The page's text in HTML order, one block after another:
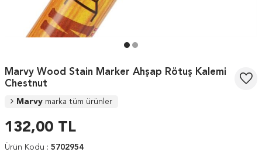
Marvy Wood Stain Marker Ahşap Rötuş Kalemi
Chestnut
Marvy marka tüm ürünler
132,00 TL
Ürün Kodu : 5702954